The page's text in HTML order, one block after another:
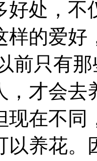
好处，不
样的爱好
前只有
，才会去
现在不同
以养花。